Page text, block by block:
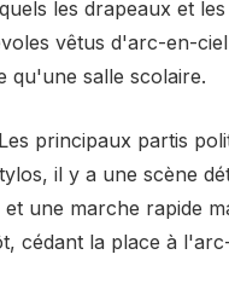
les drapeaux et
vêtus d'arc-en-
qu'une salle scolaire.
principaux partis
il y a une scène
une marche rapide
cédant la place à